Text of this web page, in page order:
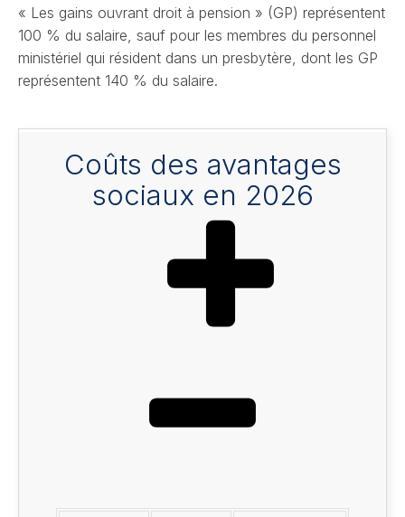
« Les gains ouvrant droit à pension » (GP) représentent
100 % du salaire, sauf pour les membres du personnel
ministériel qui résident dans un presbytère, dont les GP
représentent 140 % du salaire.
Coûts des avantages
sociaux en 2026